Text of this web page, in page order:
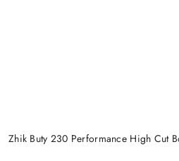
Zhik Buty 230 Performance High Cut